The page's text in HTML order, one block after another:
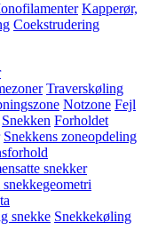
Kapperør,
Coekstrudering
Traverskøling
Notzone Fejl
Snekken Forholdet
Snekkens zoneopdeling
snekker
snekke Snekkekøling